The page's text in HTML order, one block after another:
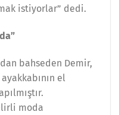
istiyorlar” dedi.
bahseden Demir,
el
moda